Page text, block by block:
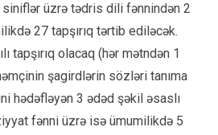
üzrə tədris dili fənnindən 2
27 tapşırıq tərtib ediləcək.
tapşırıq olacaq (hər mətndən 1
şagirdlərin sözləri tanıma
hədəfləyən 3 ədəd şəkil əsaslı
fənni üzrə isə ümumilikdə 5